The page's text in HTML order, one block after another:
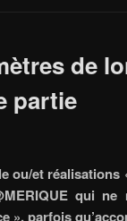
de
partie
ou/et
qui
», parfois